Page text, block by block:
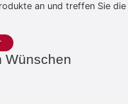
an und treffen Sie die
Wünschen